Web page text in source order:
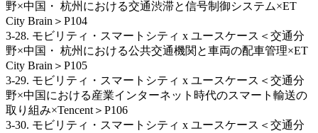
野×中国・ 杭州における交通渋滞と信号制御システム×ET
City Brain＞P104
3‐28. モビリティ・スマートシティ x ユースケース＜交通分
野×中国・ 杭州における公共交通機関と車両の配車管理×ET
City Brain＞P105
3‐29. モビリティ・スマートシティ x ユースケース＜交通分
野×中国における産業インターネット時代のスマート輸送の
取り組み×Tencent＞P106
3‐30. モビリティ・スマートシティ x ユースケース＜交通分